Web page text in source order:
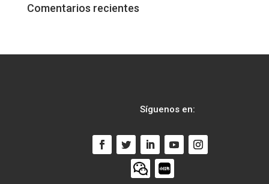
Comentarios recientes
Síguenos en: